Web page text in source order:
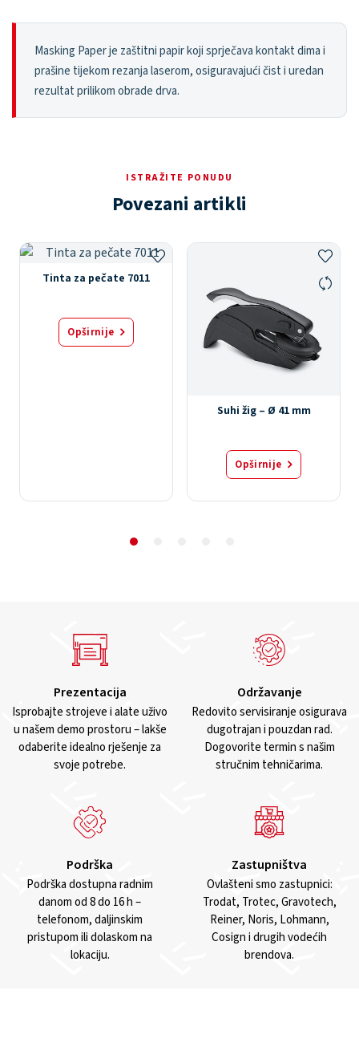
Masking Paper je zaštitni papir koji sprječava kontakt dima i
prašine tijekom rezanja laserom, osiguravajući čist i uredan
rezultat prilikom obrade drva.
ISTRAŽITE PONUDU
Povezani artikli
Tinta za pečate 7011
Opširnije
Suhi žig – Ø 41 mm
Opširnije
Prezentacija
Isprobajte strojeve i alate uživo
u našem demo prostoru – lakše
odaberite idealno rješenje za
svoje potrebe.
Održavanje
Redovito servisiranje osigurava
dugotrajan i pouzdan rad.
Dogovorite termin s našim
stručnim tehničarima.
Podrška
Podrška dostupna radnim
danom od 8 do 16 h –
telefonom, daljinskim
pristupom ili dolaskom na
lokaciju.
Zastupništva
Ovlašteni smo zastupnici:
Trodat, Trotec, Gravotech,
Reiner, Noris, Lohmann,
Cosign i drugih vodećih
brendova.